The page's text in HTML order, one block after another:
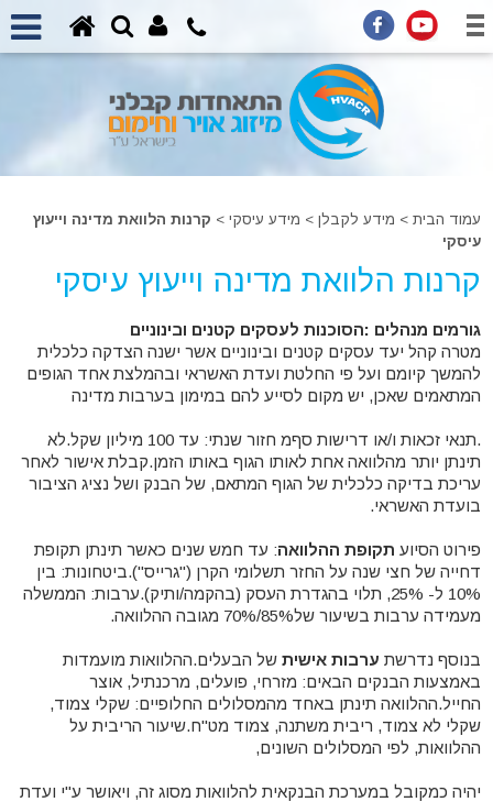
עמוד הבית > מידע לקבלן > מידע עיסקי > קרנות הלוואת מדינה וייעוץ
עיסקי
קרנות הלוואת מדינה וייעוץ עיסקי
גורמים מנהלים :הסוכנות לעסקים קטנים ובינוניים
מטרה קהל יעד​ עסקים קטנים ובינוניים אשר ישנה הצדקה כלכלית
להמשך קיומם ועל פי החלטת ועדת האשראי ובהמלצת אחד הגופים
המתאמים שאכן, יש מקום לסייע להם במימון בערבות מדינה
.תנאי זכאות ו/או דרישות סףמ חזור שנתי: עד 100 מיליון שקל.לא
תינתן יותר מהלוואה אחת לאותו הגוף באותו הזמן.קבלת אישור לאחר
עריכת בדיקה כלכלית של הגוף המתאם, של הבנק ושל נציג הציבור
בועדת האשראי.
פירוט הסיוע תקופת ההלוואה: עד חמש שנים כאשר תינתן תקופת
דחייה של חצי שנה על החזר תשלומי הקרן ("גרייס").ביטחונות: בין
10% ל- 25%, תלוי בהגדרת העסק (בהקמה/ותיק).ערבות: הממשלה
מעמידה ערבות בשיעור של85%/70% מגובה ההלוואה.
בנוסף נדרשת ערבות אישית של הבעלים.ההלוואות מועמדות
באמצעות הבנקים הבאים: מזרחי, פועלים, מרכנתיל, אוצר
החייל.ההלוואה תינתן באחד מהמסלולים החלופיים: שקלי צמוד,
שקלי לא צמוד, ריבית משתנה, צמוד מט"ח.שיעור הריבית על
ההלוואות, לפי המסלולים השונים,
יהיה כמקובל במערכת הבנקאית להלוואות מסוג זה, ויאושר ע"י ועדת